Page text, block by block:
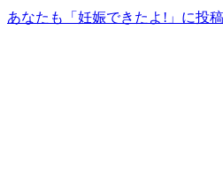
あなたも「妊娠できたよ!」に投